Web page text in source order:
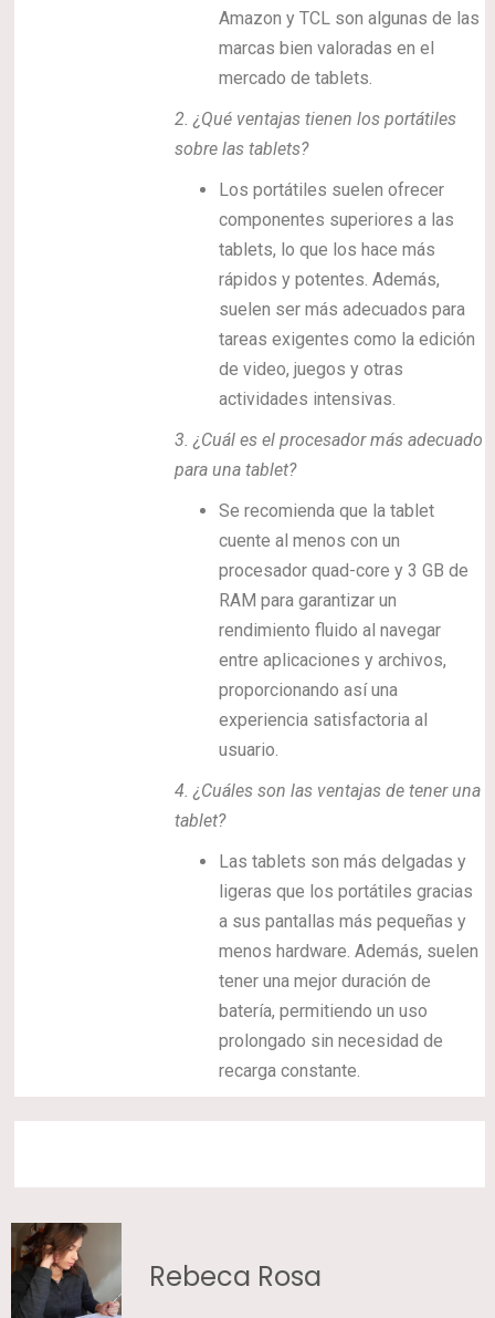
Amazon y TCL son algunas de las
marcas bien valoradas en el
mercado de tablets.
2.¿Qué ventajas tienen los portátiles
sobre las tablets?
Los portátiles suelen ofrecer
componentes superiores a las
tablets, lo que los hace más
rápidos y potentes. Además,
suelen ser más adecuados para
tareas exigentes como la edición
de video, juegos y otras
actividades intensivas.
3.¿Cuál es el procesador más adecuado
para una tablet?
Se recomienda que la tablet
cuente al menos con un
procesador quad-core y 3 GB de
RAM para garantizar un
rendimiento fluido al navegar
entre aplicaciones y archivos,
proporcionando así una
experiencia satisfactoria al
usuario.
4.¿Cuáles son las ventajas de tener una
tablet?
Las tablets son más delgadas y
ligeras que los portátiles gracias
a sus pantallas más pequeñas y
menos hardware. Además, suelen
tener una mejor duración de
batería, permitiendo un uso
prolongado sin necesidad de
recarga constante.
Rebeca Rosa